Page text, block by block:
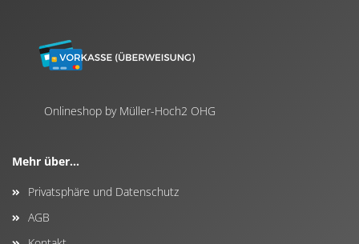
Onlineshop by Müller-Hoch2 OHG
Mehr über...
Privatsphäre und Datenschutz
AGB